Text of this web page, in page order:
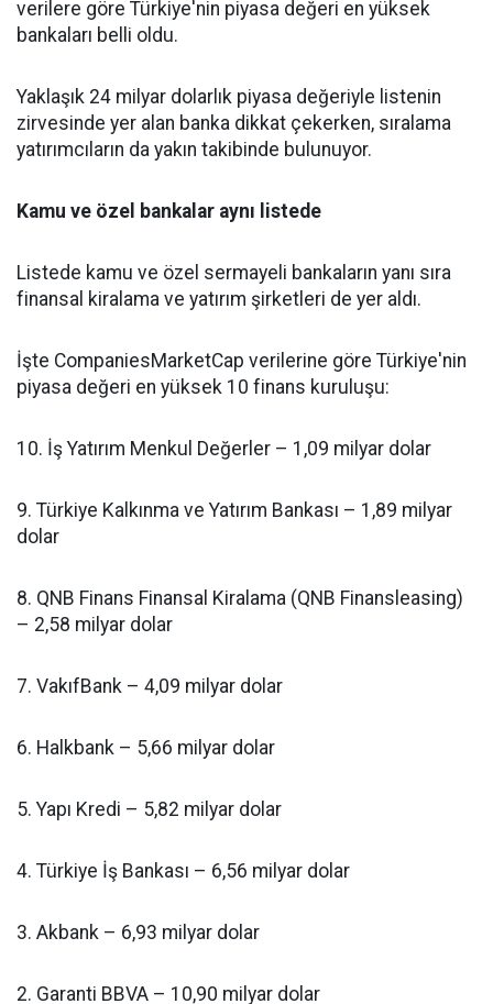
verilere göre Türkiye'nin piyasa değeri en yüksek
bankaları belli oldu.
Yaklaşık 24 milyar dolarlık piyasa değeriyle listenin
zirvesinde yer alan banka dikkat çekerken, sıralama
yatırımcıların da yakın takibinde bulunuyor.
Kamu ve özel bankalar aynı listede
Listede kamu ve özel sermayeli bankaların yanı sıra
finansal kiralama ve yatırım şirketleri de yer aldı.
İşte CompaniesMarketCap verilerine göre Türkiye'nin
piyasa değeri en yüksek 10 finans kuruluşu:
10. İş Yatırım Menkul Değerler – 1,09 milyar dolar
9. Türkiye Kalkınma ve Yatırım Bankası – 1,89 milyar
dolar
8. QNB Finans Finansal Kiralama (QNB Finansleasing)
– 2,58 milyar dolar
7. VakıfBank – 4,09 milyar dolar
6. Halkbank – 5,66 milyar dolar
5. Yapı Kredi – 5,82 milyar dolar
4. Türkiye İş Bankası – 6,56 milyar dolar
3. Akbank – 6,93 milyar dolar
2. Garanti BBVA – 10,90 milyar dolar